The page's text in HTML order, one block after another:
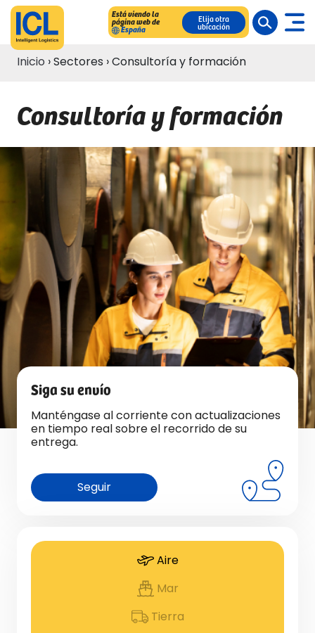
Está viendo la
página web de
España
Elija otra
ubicación
Inicio ›Sectores ›Consultoría y formación
Consultoría y formación
Siga su envío
Manténgase al corriente con actualizaciones
en tiempo real sobre el recorrido de su
entrega.
Seguir
Aire
Mar
Tierra